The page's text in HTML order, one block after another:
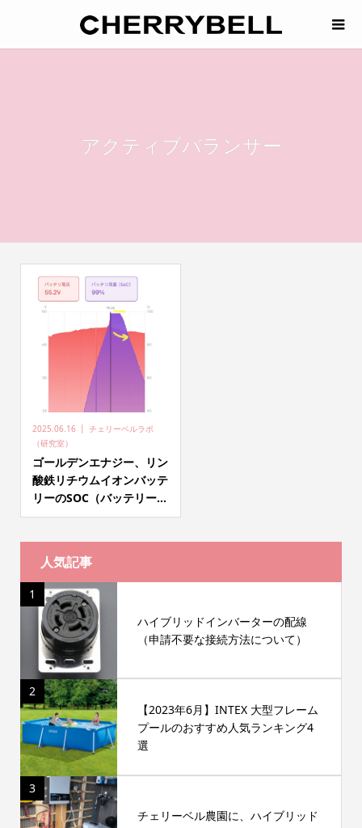
アクティブバランサー
2025.06.16
チェリーベルラボ
（研究室）
ゴールデンエナジー、リン
酸鉄リチウムイオンバッテ
リーのSOC（バッテリー...
人気記事
1
ハイブリッドインバーターの配線
（申請不要な接続方法について）
2
【2023年6月】INTEX 大型フレーム
プールのおすすめ人気ランキング4
選
3
チェリーベル農園に、ハイブリッド